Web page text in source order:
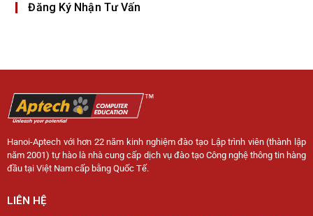
Đăng Ký Nhận Tư Vấn
Hanoi-Aptech với hơn 22 năm kinh nghiệm đào tạo Lập trình viên (thành lập
năm 2001) tự hào là nhà cung cấp dịch vụ đào tạo Công nghệ thông tin hàng
đầu tại Việt Nam cấp bằng Quốc Tế.
LIÊN HỆ